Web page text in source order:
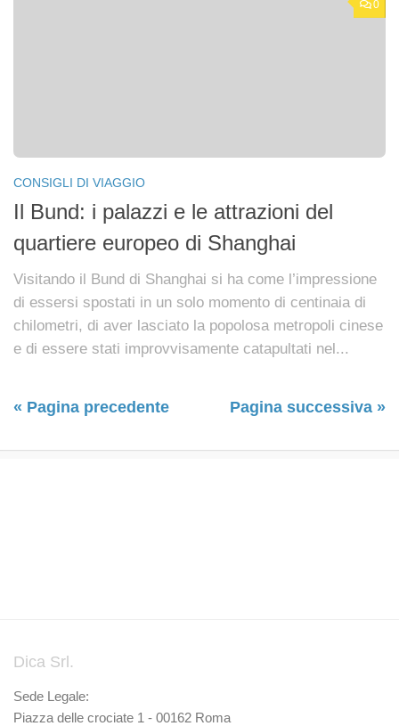
0
CONSIGLI DI VIAGGIO
Il Bund: i palazzi e le attrazioni del
quartiere europeo di Shanghai
Visitando il Bund di Shanghai si ha come l’impressione
di essersi spostati in un solo momento di centinaia di
chilometri, di aver lasciato la popolosa metropoli cinese
e di essere stati improvvisamente catapultati nel...
« Pagina precedente Pagina successiva »
Dica Srl.
Sede Legale:
Piazza delle crociate 1 - 00162 Roma